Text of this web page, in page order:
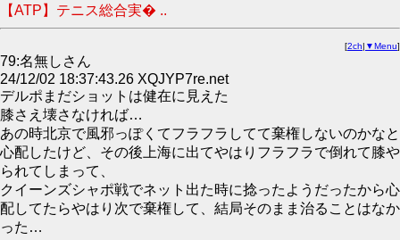
【ATP】テニス総合実� ..
[2ch| ▼Menu]
79:名無しさん
24/12/02 18:37:43.26 XQJYP7re.net
デルポまだショットは健在に見えた
膝さえ壊さなければ…
あの時北京で風邪っぽくてフラフラしてて棄権しないのかなと
心配したけど、その後上海に出てやはりフラフラで倒れて膝や
られてしまって、
クイーンズシャポ戦でネット出た時に捻ったようだったから心
配してたらやはり次で棄権して、結局そのまま治ることはなか
った…